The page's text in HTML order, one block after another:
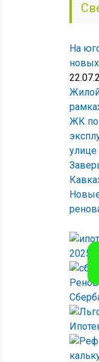
На
ЖК по
улице
2025